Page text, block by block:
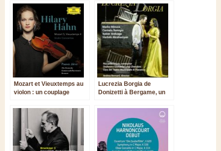
Mozart et Vieuxtemps au
violon : un couplage
Lucrezia Borgia de
Donizetti à Bergame, un
perplexe